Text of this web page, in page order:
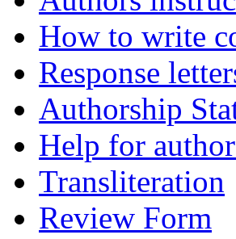
How to write
Response
Authorship
Help for
Transliteration
Review Form